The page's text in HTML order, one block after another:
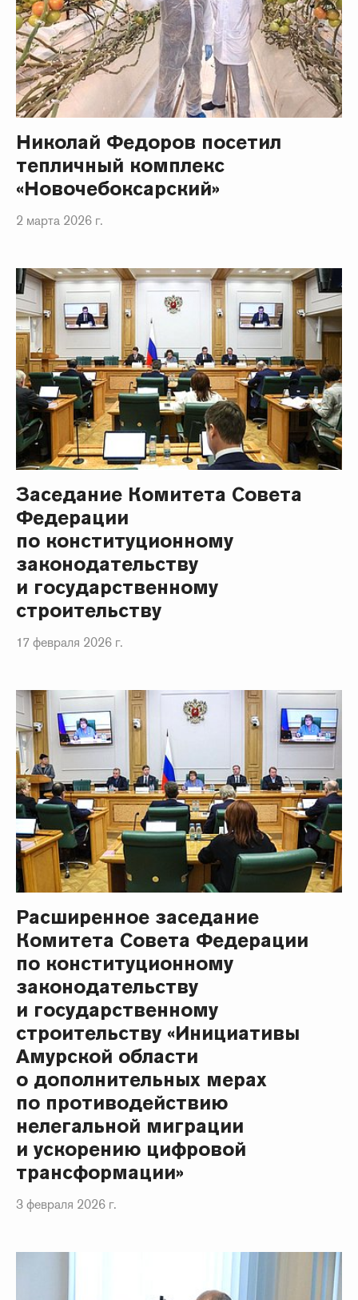
Николай Федоров посетил
тепличный комплекс
«Новочебоксарский»
2 марта 2026 г.
Заседание Комитета Совета
Федерации
по конституционному
законодательству
и государственному
строительству
17 февраля 2026 г.
Расширенное заседание
Комитета Совета Федерации
по конституционному
законодательству
и государственному
строительству «Инициативы
Амурской области
о дополнительных мерах
по противодействию
нелегальной миграции
и ускорению цифровой
трансформации»
3 февраля 2026 г.